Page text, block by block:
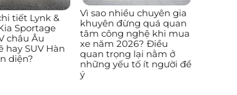
tiết Lynk &
Sportage
châu Âu
hay SUV Hàn
diện?
Vì sao nhiều chuyên gia
khuyên đừng quá quan
tâm công nghệ khi mua
xe năm 2026? Điều
quan trọng lại nằm ở
những yếu tố ít người để
ý